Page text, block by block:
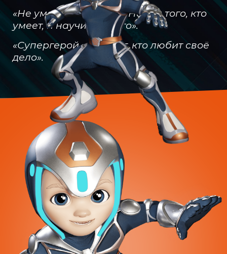
«Не умеешь? Не беда. Найди того, кто
умеет, и научись у него».
«Супергерой — это тот, кто любит своё
дело».